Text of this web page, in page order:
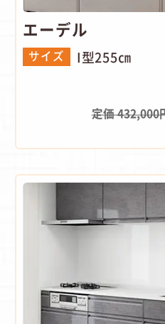
エーデル
サイズ I型255㎝
定価 432,000